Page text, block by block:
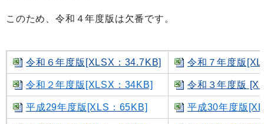
このため、令和４年度版は欠番です。
令和６年度版[XLSX：34.7KB] 令和７年度版
令和２年度版[XLSX：34KB] 令和３年度版
平成29年度版[XLS：65KB] 平成30年度版